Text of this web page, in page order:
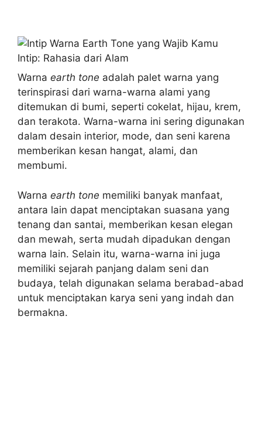
Warna earth tone adalah palet warna yang
terinspirasi dari warna-warna alami yang
ditemukan di bumi, seperti cokelat, hijau, krem,
dan terakota. Warna-warna ini sering digunakan
dalam desain interior, mode, dan seni karena
memberikan kesan hangat, alami, dan
membumi.
Warna earth tone memiliki banyak manfaat,
antara lain dapat menciptakan suasana yang
tenang dan santai, memberikan kesan elegan
dan mewah, serta mudah dipadukan dengan
warna lain. Selain itu, warna-warna ini juga
memiliki sejarah panjang dalam seni dan
budaya, telah digunakan selama berabad-abad
untuk menciptakan karya seni yang indah dan
bermakna.